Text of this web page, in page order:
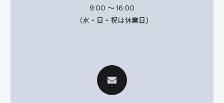
9:00 ～ 16:00
（水・日・祝は休業日)